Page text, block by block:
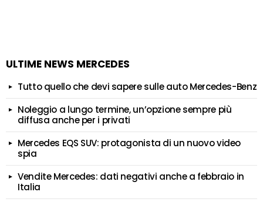
ULTIME NEWS MERCEDES
Tutto quello che devi sapere sulle auto Mercedes-Benz
Noleggio a lungo termine, un’opzione sempre più
diffusa anche per i privati
Mercedes EQS SUV: protagonista di un nuovo video
spia
Vendite Mercedes: dati negativi anche a febbraio in
Italia